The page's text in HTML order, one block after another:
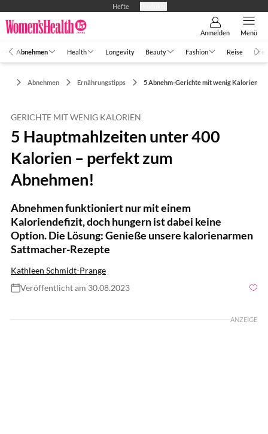
Hefte
Anmelden Menü
Abnehmen Health Longevity Beauty Fashion Reise Life
Abnehmen Ernährungstipps 5 Abnehm-Gerichte mit wenig Kalorien
GERICHTE MIT WENIG KALORIEN
5 Hauptmahlzeiten unter 400
Kalorien – perfekt zum
Abnehmen!
Abnehmen funktioniert nur mit einem
Kaloriendefizit, doch hungern ist dabei keine
Option. Die Lösung: Genieße unsere kalorienarmen
Sattmacher-Rezepte
Kathleen Schmidt-Prange
Veröffentlicht am 30.08.2023
ANZEIGE